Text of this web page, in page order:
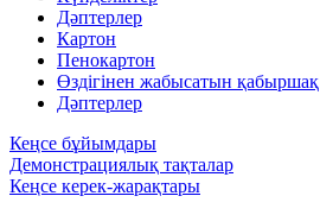
Дәптерлер
Картон
Пенокартон
Өздігінен жабысатын қабыршақ
Дәптерлер
Кеңсе бұйымдары
Демонстрациялық тақталар
Кеңсе керек-жарақтары